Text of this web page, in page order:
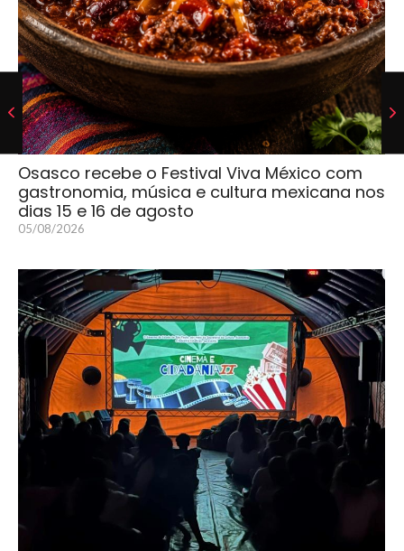
Osasco recebe o Festival Viva México com
gastronomia, música e cultura mexicana nos
dias 15 e 16 de agosto
05/08/2026